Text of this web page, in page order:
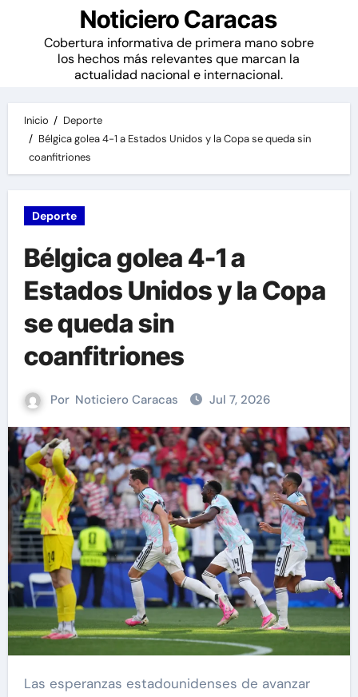
Noticiero Caracas
Cobertura informativa de primera mano sobre
los hechos más relevantes que marcan la
actualidad nacional e internacional.
Inicio
Deporte
Bélgica golea 4-1 a Estados Unidos y la Copa se queda sin
coanfitriones
Deporte
Bélgica golea 4-1 a
Estados Unidos y la Copa
se queda sin
coanfitriones
Por Noticiero Caracas Jul 7, 2026
Las esperanzas estadounidenses de avanzar